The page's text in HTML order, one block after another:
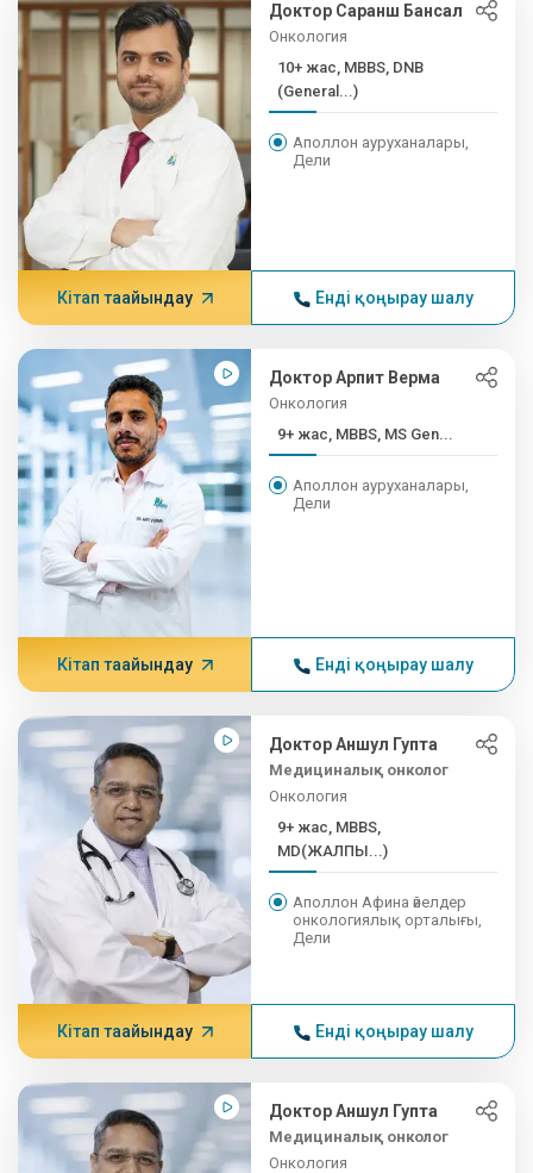
Доктор Саранш Бансал
Онкология
10+ жас, MBBS, DNB
(General...)
Аполлон ауруханалары,
Дели
Кітап тағайындау Енді қоңырау шалу
Доктор Арпит Верма
Онкология
9+ жас, MBBS, MS Gen...
Аполлон ауруханалары,
Дели
Кітап тағайындау Енді қоңырау шалу
Доктор Аншул Гупта
Медициналық онколог
Онкология
9+ жас, MBBS,
MD(ЖАЛПЫ...)
Аполлон Афина әйелдер
онкологиялық орталығы,
Дели
Кітап тағайындау Енді қоңырау шалу
Доктор Аншул Гупта
Медициналық онколог
Онкология